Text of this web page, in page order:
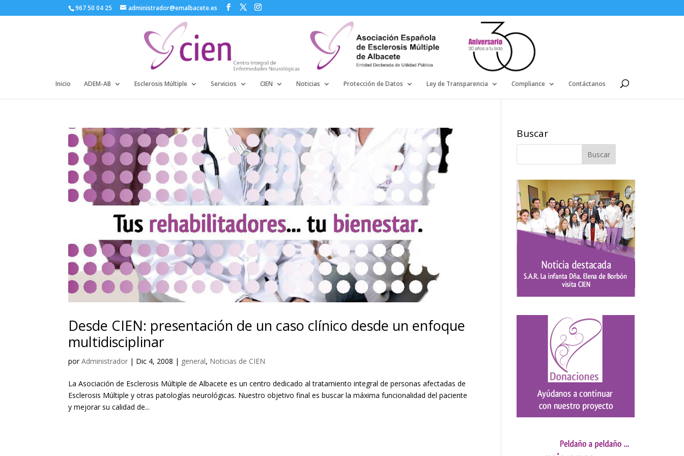
967 50 04 25 administrador@emalbacete.es
Inicio ADEM-AB Esclerosis Múltiple Servicios CIEN Noticias Protección de Datos Ley de Transparencia Compliance Contáctanos
Desde CIEN: presentación de un caso clínico desde un enfoque
multidisciplinar
porAdministrador | Dic 4, 2008 | general, Noticias de CIEN
La Asociación de Esclerosis Múltiple de Albacete es un centro dedicado al tratamiento integral de personas afectadas de
Esclerosis Múltiple y otras patologías neurológicas. Nuestro objetivo final es buscar la máxima funcionalidad del paciente
y mejorar su calidad de...
Buscar